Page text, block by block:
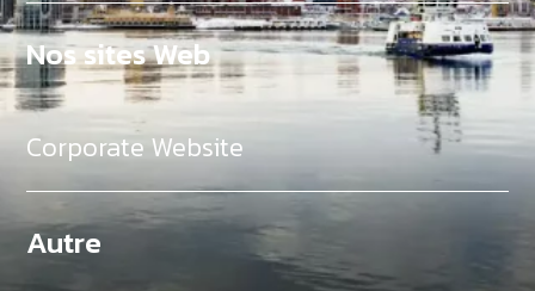
Nos sites Web
Corporate Website
Autre